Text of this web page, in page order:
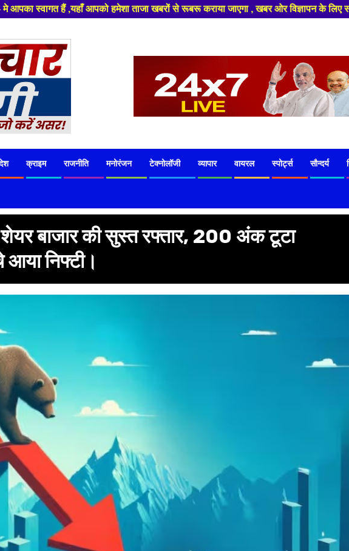
हमेशा ताजा खबरों से रूबरू कराया जाएगा , खबर ओर विज्ञापन के लिए संपर्क करे +91
क्राइम राजनीति मनोरंजन टेक्नोलॉजी व्यापार वायरल स्पोर्ट्स सौन्दर्य
शेयर बाजार की सुस्त रफ्तार, 200 अंक टूटा
निफ्टी।